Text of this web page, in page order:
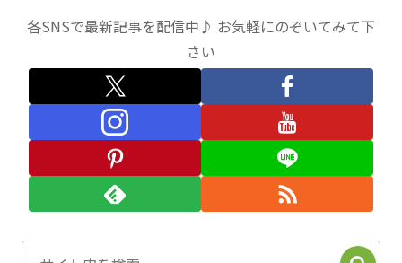
各SNSで最新記事を配信中♪ お気軽にのぞいてみて下
さい